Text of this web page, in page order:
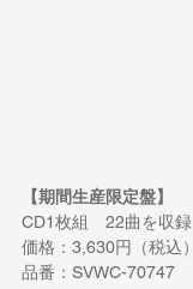
【期間生産限定盤】
CD1枚組
22曲を収録
価格：3,630円（税込）
品番：SVWC-70747